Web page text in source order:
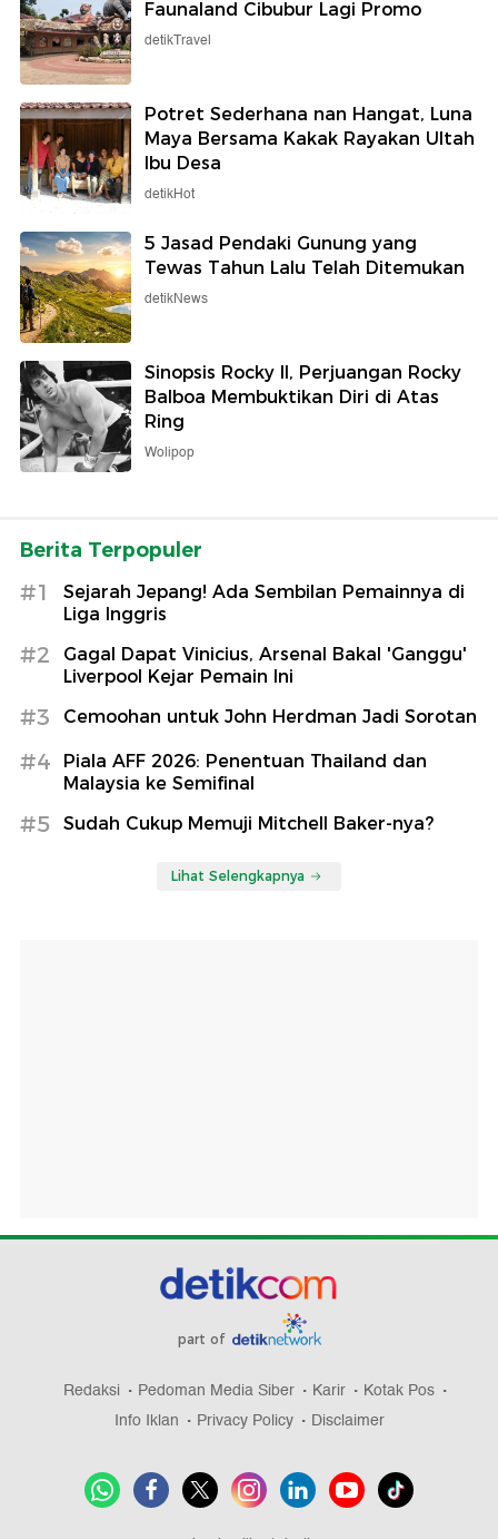
Faunaland Cibubur Lagi Promo
detikTravel
Potret Sederhana nan Hangat, Luna
Maya Bersama Kakak Rayakan Ultah
Ibu Desa
detikHot
5 Jasad Pendaki Gunung yang
Tewas Tahun Lalu Telah Ditemukan
detikNews
Sinopsis Rocky II, Perjuangan Rocky
Balboa Membuktikan Diri di Atas
Ring
Wolipop
Berita Terpopuler
#1
Sejarah Jepang! Ada Sembilan Pemainnya di
Liga Inggris
#2
Gagal Dapat Vinicius, Arsenal Bakal 'Ganggu'
Liverpool Kejar Pemain Ini
#3 Cemoohan untuk John Herdman Jadi Sorotan
#4
Piala AFF 2026: Penentuan Thailand dan
Malaysia ke Semifinal
#5 Sudah Cukup Memuji Mitchell Baker-nya?
Lihat Selengkapnya
part of
Redaksi Pedoman Media Siber Karir
Kotak Pos
Info Iklan
Privacy Policy Disclaimer